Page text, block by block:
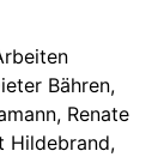
Bähren,
Renate
Hildebrand,